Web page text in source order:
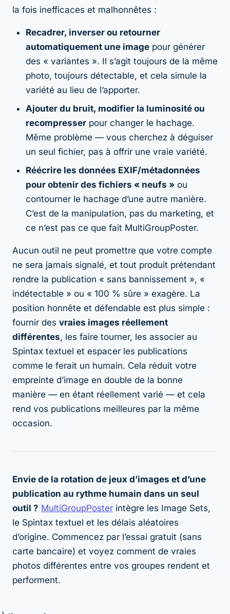
la fois inefficaces et malhonnêtes :
Recadrer, inverser ou retourner
automatiquement une image pour générer
des « variantes ». Il s’agit toujours de la même
photo, toujours détectable, et cela simule la
variété au lieu de l’apporter.
Ajouter du bruit, modifier la luminosité ou
recompresser pour changer le hachage.
Même problème — vous cherchez à déguiser
un seul fichier, pas à offrir une vraie variété.
Réécrire les données EXIF/métadonnées
pour obtenir des fichiers « neufs » ou
contourner le hachage d’une autre manière.
C’est de la manipulation, pas du marketing, et
ce n’est pas ce que fait MultiGroupPoster.
Aucun outil ne peut promettre que votre compte
ne sera jamais signalé, et tout produit prétendant
rendre la publication « sans bannissement », «
indétectable » ou « 100 % sûre » exagère. La
position honnête et défendable est plus simple :
fournir des vraies images réellement
différentes, les faire tourner, les associer au
Spintax textuel et espacer les publications
comme le ferait un humain. Cela réduit votre
empreinte d’image en double de la bonne
manière — en étant réellement varié — et cela
rend vos publications meilleures par la même
occasion.
Envie de la rotation de jeux d’images et d’une
publication au rythme humain dans un seul
outil ? MultiGroupPoster intègre les Image Sets,
le Spintax textuel et les délais aléatoires
d’origine. Commencez par l’essai gratuit (sans
carte bancaire) et voyez comment de vraies
photos différentes entre vos groupes rendent et
performent.